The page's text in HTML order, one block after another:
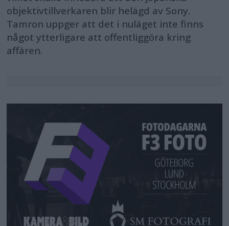
objektivtillverkaren blir helägd av Sony.
Tamron uppger att det i nuläget inte finns
något ytterligare att offentliggöra kring
affären.